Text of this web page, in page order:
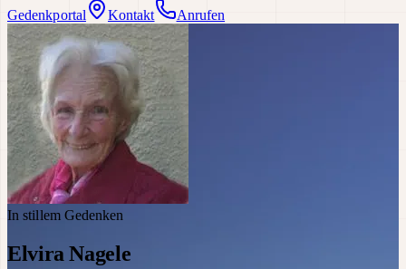
Gedenkportal Kontakt Anrufen
In stillem Gedenken
Elvira Nagele